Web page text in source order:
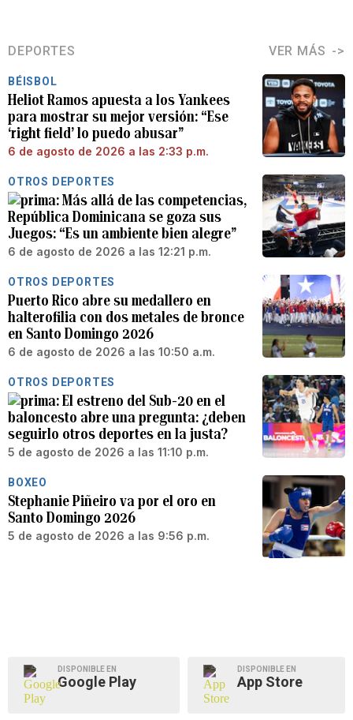
DEPORTES VER MÁS
BÉISBOL
Heliot Ramos apuesta a los Yankees
para mostrar su mejor versión: “Ese
‘right field’ lo puedo abusar”
6 de agosto de 2026 a las 2:33 p.m.
OTROS DEPORTES
Más allá de las competencias,
República Dominicana se goza sus
Juegos: “Es un ambiente bien alegre”
6 de agosto de 2026 a las 12:21 p.m.
OTROS DEPORTES
Puerto Rico abre su medallero en
halterofilia con dos metales de bronce
en Santo Domingo 2026
6 de agosto de 2026 a las 10:50 a.m.
OTROS DEPORTES
El estreno del Sub-20 en el
baloncesto abre una pregunta: ¿deben
seguirlo otros deportes en la justa?
5 de agosto de 2026 a las 11:10 p.m.
BOXEO
Stephanie Piñeiro va por el oro en
Santo Domingo 2026
5 de agosto de 2026 a las 9:56 p.m.
DISPONIBLE EN
Google Play
DISPONIBLE EN
App Store